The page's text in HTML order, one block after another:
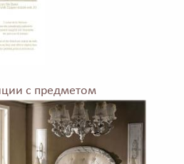
с предметом